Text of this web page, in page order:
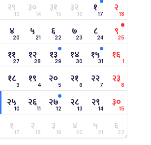
२९13 ३०14 ३१15 ३२16 १17 २18
४20 ५ 21 ६22 ७23 ८24 ९25
११27 १२28 १३29 १४30 १५31 १६ 1
१८3 १९ 4 २०5 २१6 २२7 २३8
२५10 २६11 २७12 २८13 २९14 ३०15
१17 २18 ३19 ४20 ५21 ६22